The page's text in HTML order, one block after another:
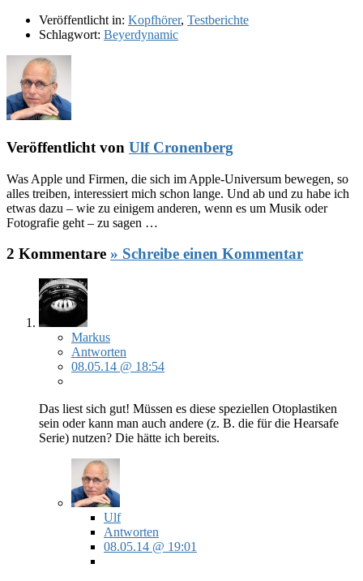
Veröffentlicht in: Kopfhörer, Testberichte
Schlagwort: Beyerdynamic
Veröffentlicht von Ulf Cronenberg
Was Apple und Firmen, die sich im Apple-Universum bewegen, so
alles treiben, interessiert mich schon lange. Und ab und zu habe ich
etwas dazu – wie zu einigem anderen, wenn es um Musik oder
Fotografie geht – zu sagen …
2 Kommentare » Schreibe einen Kommentar
Markus
Antworten
08.05.14 @ 18:54
Das liest sich gut! Müssen es diese speziellen Otoplastiken
sein oder kann man auch andere (z. B. die für die Hearsafe
Serie) nutzen? Die hätte ich bereits.
Ulf
Antworten
08.05.14 @ 19:01